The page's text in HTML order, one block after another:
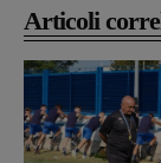
Articoli